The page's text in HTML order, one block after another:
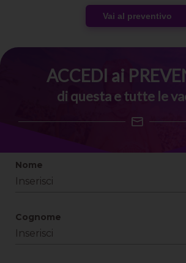
ricco di emozioni insieme al gruppo
Vai al preventivo
ACCEDI ai
di questa e tutte le
Nome
Cognome